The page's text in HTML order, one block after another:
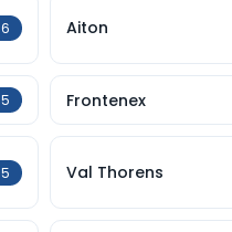
6 Aiton
5 Frontenex
5 Val Thorens